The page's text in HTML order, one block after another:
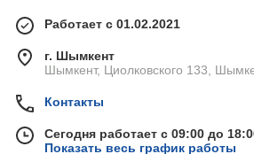
Работает с 01.02.2021
г. Шымкент
Шымкент, Циолковского 133,
Контакты
Сегодня работает с 09:00 до
Показать весь график работы